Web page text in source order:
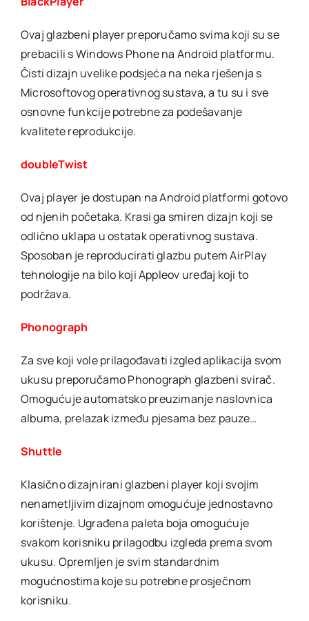
Ovaj glazbeni player preporučamo svima koji su se
prebacili s Windows Phone na Android platformu.
Čisti dizajn uvelike podsjeća na neka rješenja s
Microsoftovog operativnog sustava, a tu su i sve
osnovne funkcije potrebne za podešavanje
kvalitete reprodukcije.
doubleTwist
Ovaj player je dostupan na Android platformi gotovo
od njenih početaka. Krasi ga smiren dizajn koji se
odlično uklapa u ostatak operativnog sustava.
Sposoban je reproducirati glazbu putem AirPlay
tehnologije na bilo koji Appleov uređaj koji to
podržava.
Phonograph
Za sve koji vole prilagođavati izgled aplikacija svom
ukusu preporučamo Phonograph glazbeni svirač.
Omogućuje automatsko preuzimanje naslovnica
albuma, prelazak između pjesama bez pauze…
Shuttle
Klasično dizajnirani glazbeni player koji svojim
nenametljivim dizajnom omogućuje jednostavno
korištenje. Ugrađena paleta boja omogućuje
svakom korisniku prilagodbu izgleda prema svom
ukusu. Opremljen je svim standardnim
mogućnostima koje su potrebne prosječnom
korisniku.